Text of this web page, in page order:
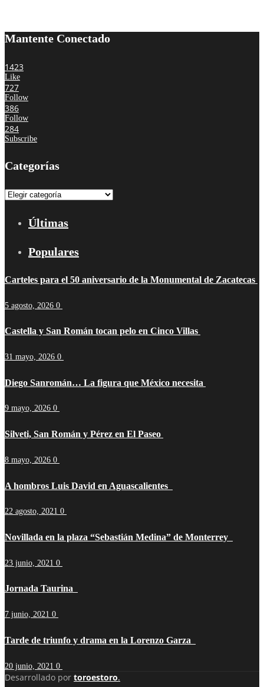
Mantente Conectado
1423
Like
727
Follow
386
Follow
284
Subscribe
Categorías
Categorías
Últimas
Populares
Carteles para el 50 aniversario de la Monumental de Zacatecas
5 agosto, 2026 0
Castella y San Román tocan pelo en Cinco Villas
31 mayo, 2026 0
Diego Sanromán… La figura que México necesita
9 mayo, 2026 0
Silveti, San Román y Pérez en El Paseo
8 mayo, 2026 0
A hombros Luis David en Aguascalientes
22 agosto, 2021 0
Novillada en la plaza “Sebastián Medina” de Monterrey
23 junio, 2021 0
Jornada Taurina
7 junio, 2021 0
Tarde de triunfo y drama en la Lorenzo Garza
20 junio, 2021 0
Desarrollado por toroestoro.